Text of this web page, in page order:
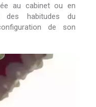
au cabinet ou en
des habitudes du
de son